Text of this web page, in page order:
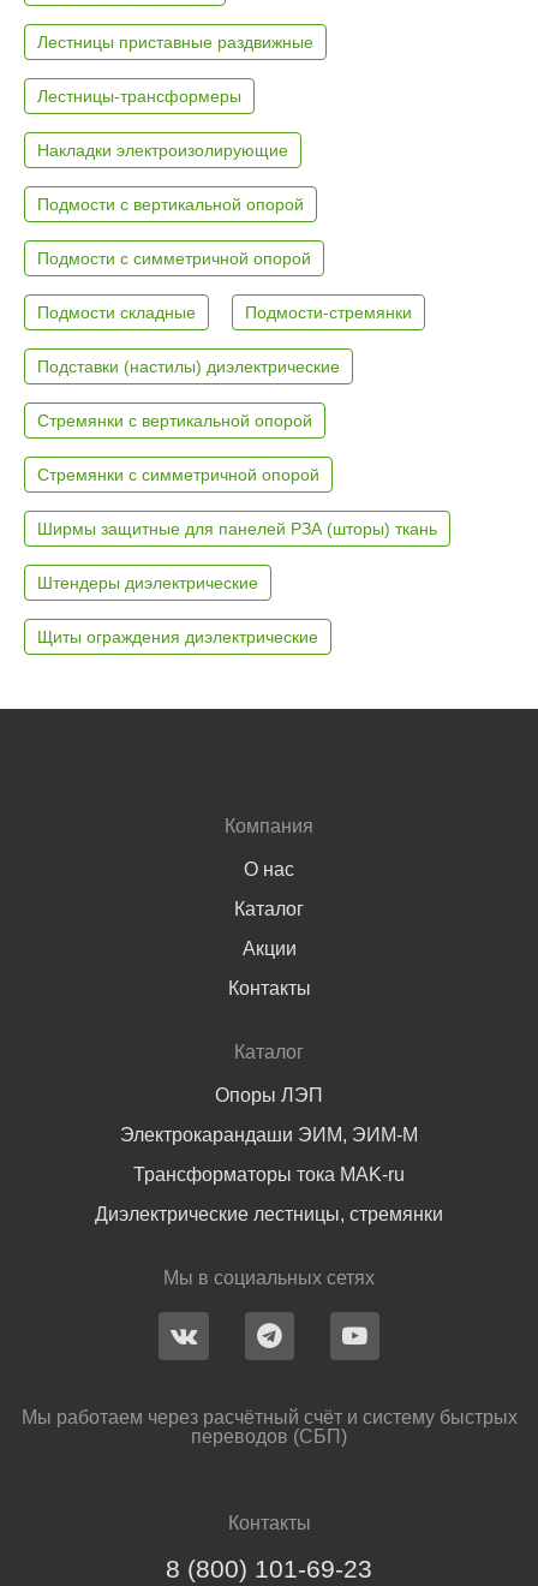
Лестницы приставные раздвижные
Лестницы-трансформеры
Накладки электроизолирующие
Подмости с вертикальной опорой
Подмости с симметричной опорой
Подмости складные Подмости-стремянки
Подставки (настилы) диэлектрические
Стремянки с вертикальной опорой
Стремянки с симметричной опорой
Ширмы защитные для панелей РЗА (шторы) ткань
Штендеры диэлектрические
Щиты ограждения диэлектрические
Компания
О нас
Каталог
Акции
Контакты
Каталог
Опоры ЛЭП
Электрокарандаши ЭИМ, ЭИМ-М
Трансформаторы тока MAK-ru
Диэлектрические лестницы, стремянки
Мы в социальных сетях
Мы работаем через расчётный счёт и систему быстрых
переводов (СБП)
Контакты
8 (800) 101-69-23